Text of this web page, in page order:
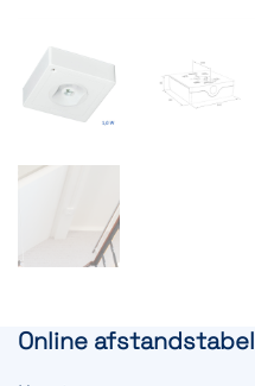
Online afstandstabel